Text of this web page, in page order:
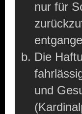
nur für
Die
und